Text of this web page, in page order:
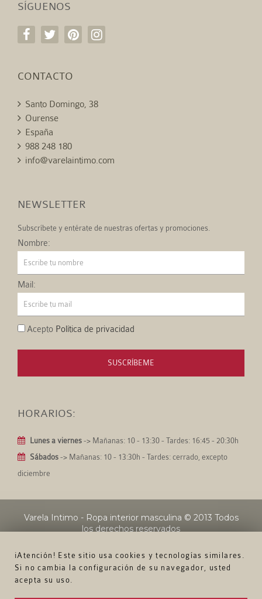
¡Atención! Este sitio usa cookies y tecnologías similares.
Si no cambia la configuración de su navegador, usted
acepta su uso.
SÍGUENOS
CONTACTO
Santo Domingo, 38
Ourense
España
988 248 180
info@varelaintimo.com
NEWSLETTER
Subscríbete y entérate de nuestras ofertas y promociones.
Nombre:
Mail:
Acepto Política de privacidad
SUSCRÍBEME
HORARIOS:
Lunes a viernes -> Mañanas: 10 - 13:30 - Tardes: 16:45 - 20:30h
Sábados -> Mañanas: 10 - 13:30h - Tardes: cerrado, excepto
diciembre
Varela Intimo - Ropa interior masculina © 2013 Todos
los derechos reservados